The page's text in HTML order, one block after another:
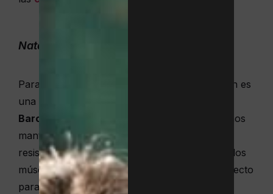
Natación en edades escolares
Para obtener beneficios completos, la natación es
una de las mejores actividades
Barcelona
. Este ejercicio permite a los pequeños
mantenerse sanos y en forma: mejoran su
resistencia, flexibilidad, respiración, fuerza en los
músculos, postura y coordinación global. Perfecto
para edades en pleno crecimiento físico.